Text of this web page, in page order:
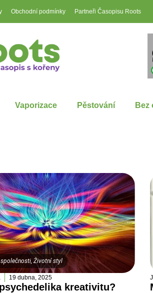
Obchodní podmínky Partneři Časopisu Roots
Vaporizace Pěstování Bez
společnosti, Životní styl
19 dubna, 2025
kreativitu?